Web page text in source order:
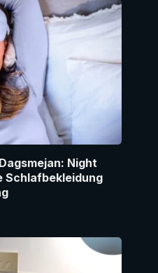
Night
Schlafbekleidung